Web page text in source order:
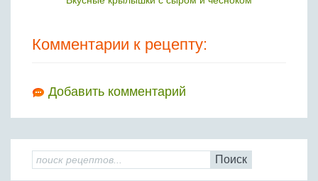
Комментарии к рецепту:
Добавить комментарий
Поиск